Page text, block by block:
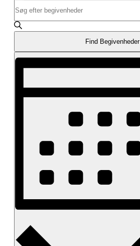
Søgning
og
visninger
Navigation
Søg
efter
nøgleord.
Søg
efter
på
nøgleord.
Find Begivenheder
Begivenhed
Visninger